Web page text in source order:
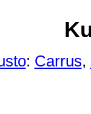
: Carrus,